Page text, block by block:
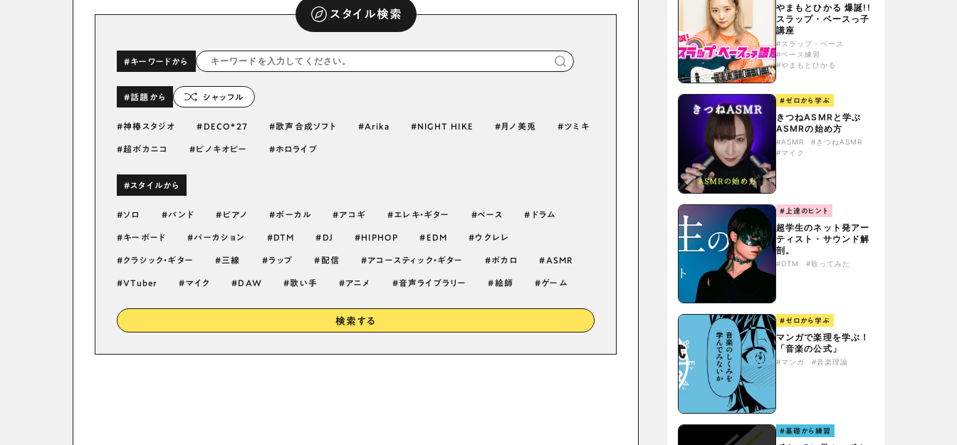
スタイル検索
#キーワードから
#話題から シャッフル
神椿スタジオ DECO*27 歌声合成ソフト Arika NIGHT HIKE 月ノ美兎 ツミキ
超ボカニコ ピノキオピー ホロライブ
#スタイルから
ソロ バンド ピアノ ボーカル アコギ エレキ・ギター ベース ドラム
キーボード パーカション DTM DJ HIPHOP EDM ウクレレ
クラシック・ギター 三線 ラップ 配信 アコースティック・ギター ボカロ ASMR
VTuber マイク DAW 歌い手 アニメ 音声ライブラリー 絵師 ゲーム
検索する
やまもとひかる 爆誕!!
スラップ・ベースっ子
講座
#スラップ・ベース
#ベース練習
#やまもとひかる
#ゼロから学ぶ
きつねASMRと学ぶ
ASMRの始め方
#ASMR
#きつねASMR
#マイク
#上達のヒント
超学生のネット発アー
ティスト・サウンド解
剖。
#DTM #歌ってみた
#ゼロから学ぶ
マンガで楽理を学ぶ！
「音楽の公式」
#マンガ #音楽理論
#基礎から練習